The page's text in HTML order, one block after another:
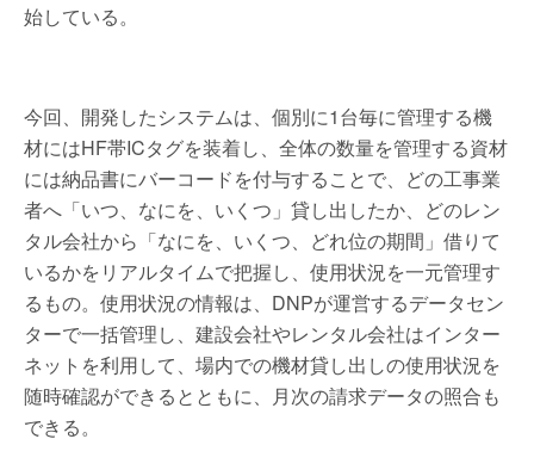
始している。
今回、開発したシステムは、個別に1台毎に管理する機
材にはHF帯ICタグを装着し、全体の数量を管理する資材
には納品書にバーコードを付与することで、どの工事業
者へ「いつ、なにを、いくつ」貸し出したか、どのレン
タル会社から「なにを、いくつ、どれ位の期間」借りて
いるかをリアルタイムで把握し、使用状況を一元管理す
るもの。使用状況の情報は、DNPが運営するデータセン
ターで一括管理し、建設会社やレンタル会社はインター
ネットを利用して、場内での機材貸し出しの使用状況を
随時確認ができるとともに、月次の請求データの照合も
できる。